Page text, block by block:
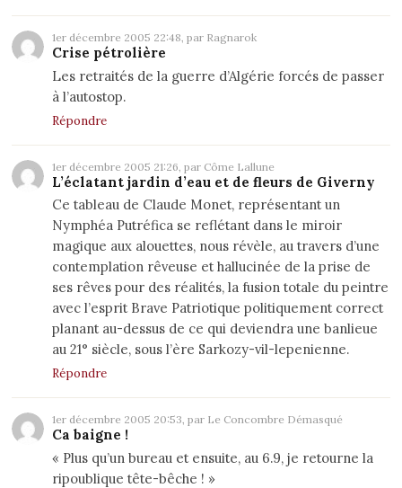
1er décembre 2005 22:48, par Ragnarok
Crise pétrolière
Les retraités de la guerre d’Algérie forcés de passer
à l’autostop.
Répondre
1er décembre 2005 21:26, par Côme Lallune
L’éclatant jardin d’eau et de fleurs de Giverny
Ce tableau de Claude Monet, représentant un
Nymphéa Putréfica se reflétant dans le miroir
magique aux alouettes, nous révèle, au travers d’une
contemplation rêveuse et hallucinée de la prise de
ses rêves pour des réalités, la fusion totale du peintre
avec l’esprit Brave Patriotique politiquement correct
planant au-dessus de ce qui deviendra une banlieue
au 21° siècle, sous l’ère Sarkozy-vil-lepenienne.
Répondre
1er décembre 2005 20:53, par Le Concombre Démasqué
Ca baigne !
« Plus qu’un bureau et ensuite, au 6.9, je retourne la
ripoublique tête-bêche ! »